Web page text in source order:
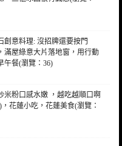
創意料理: 沒招牌還要按門
滿屋綠意大片落地窗，用行動
午餐(瀏覽：36)
米粉口感水嫩 ，越吃越順口啊
花蓮小吃，花蓮美食(瀏覽：